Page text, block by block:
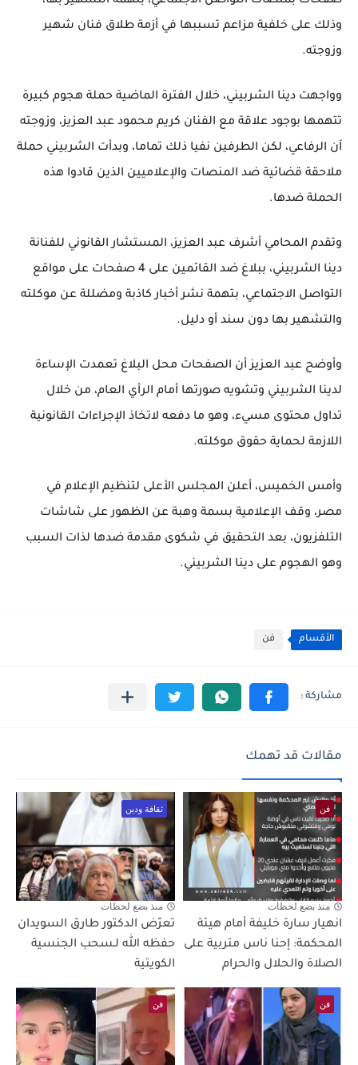
وذلك على خلفية مزاعم تسببها في أزمة طلاق فنان شهير
وزوجته.
وواجهت دينا الشربيني، خلال الفترة الماضية حملة هجوم كبيرة
تتهمها بوجود علاقة مع الفنان كريم محمود عبد العزيز، وزوجته
آن الرفاعي، لكن الطرفين نفيا ذلك تماما، وبدأت الشربيني حملة
ملاحقة قضائية ضد المنصات والإعلاميين الذين قادوا هذه
الحملة ضدها.
وتقدم المحامي أشرف عبد العزيز، المستشار القانوني للفنانة
دينا الشربيني، ببلاغ ضد القائمين على 4 صفحات على مواقع
التواصل الاجتماعي، بتهمة نشر أخبار كاذبة ومضللة عن موكلته
والتشهير بها دون سند أو دليل.
وأوضح عبد العزيز أن الصفحات محل البلاغ تعمدت الإساءة
لدينا الشربيني وتشويه صورتها أمام الرأي العام، من خلال
تداول محتوى مسيء، وهو ما دفعه لاتخاذ الإجراءات القانونية
اللازمة لحماية حقوق موكلته.
وأمس الخميس، أعلن المجلس الأعلى لتنظيم الإعلام في
مصر، وقف الإعلامية بسمة وهبة عن الظهور على شاشات
التلفزيون، بعد التحقيق في شكوى مقدمة ضدها لذات السبب
وهو الهجوم على دينا الشربيني.
الأقسام فن
مقالات قد تهمك
فن
منذ بضع لحظات
انهيار سارة خليفة أمام هيئة
المحكمة: إحنا ناس متربية على
الصلاة والحلال والحرام
ثقافة ودين
منذ بضع لحظات
تعرّض الدكتور طارق السويدان
حفظه الله لـسحب الجنسية
الكويتية
فن فن